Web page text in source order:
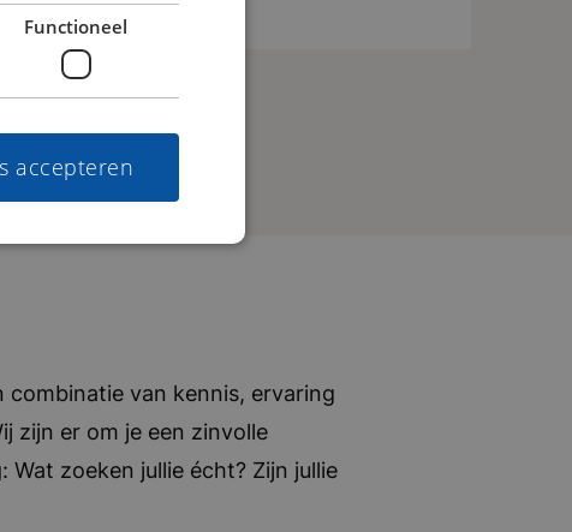
transportbedrijven, van
hen dagelijks om hun operatie
woorden: transparant, ambitieus,
combinatie van kennis, ervaring
zijn er om je een zinvolle
zoeken jullie écht? Zijn jullie
Functioneel
accepteren